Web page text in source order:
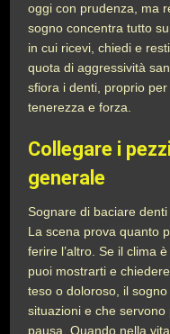
oggi con prudenza, ma
sogno concentra tutto
in cui ricevi, chiedi e
quota di aggressività
sfiora i denti, proprio
tenerezza e forza.
Collegare i
generale
Sognare di baciare
La scena prova quanto
ferire l’altro. Se il clima
puoi mostrarti e
teso o doloroso, il
situazioni e che
pausa. Quando nella